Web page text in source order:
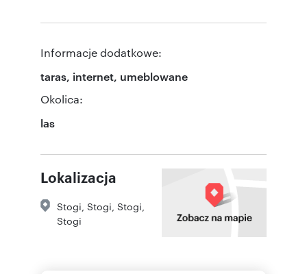
Informacje dodatkowe:
taras, internet, umeblowane
Okolica:
las
Lokalizacja
Stogi Stogi Stogi
Stogi